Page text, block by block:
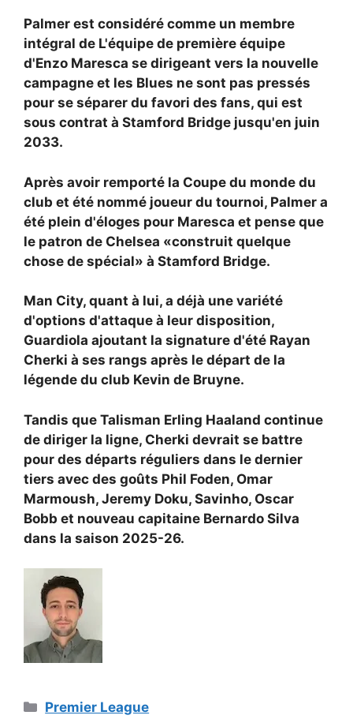
Palmer est considéré comme un membre
intégral de L'équipe de première équipe
d'Enzo Maresca se dirigeant vers la nouvelle
campagne et les Blues ne sont pas pressés
pour se séparer du favori des fans, qui est
sous contrat à Stamford Bridge jusqu'en juin
2033.
Après avoir remporté la Coupe du monde du
club et été nommé joueur du tournoi, Palmer a
été plein d'éloges pour Maresca et pense que
le patron de Chelsea «construit quelque
chose de spécial» à Stamford Bridge.
Man City, quant à lui, a déjà une variété
d'options d'attaque à leur disposition,
Guardiola ajoutant la signature d'été Rayan
Cherki à ses rangs après le départ de la
légende du club Kevin de Bruyne.
Tandis que Talisman Erling Haaland continue
de diriger la ligne, Cherki devrait se battre
pour des départs réguliers dans le dernier
tiers avec des goûts Phil Foden, Omar
Marmoush, Jeremy Doku, Savinho, Oscar
Bobb et nouveau capitaine Bernardo Silva
dans la saison 2025-26.
Catégories
Premier League